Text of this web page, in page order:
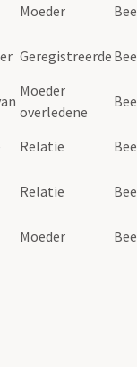
Moeder
Geregistreerde
Moeder
overledene
Relatie
Relatie
Moeder